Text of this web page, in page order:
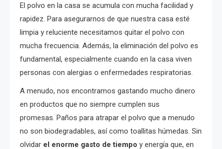
El polvo en la casa se acumula con mucha facilidad y
rapidez. Para asegurarnos de que nuestra casa esté
limpia y reluciente necesitamos quitar el polvo con
mucha frecuencia. Además, la eliminación del polvo es
fundamental, especialmente cuando en la casa viven
personas con alergias o enfermedades respiratorias.
A menudo, nos encontramos gastando mucho dinero
en productos que no siempre cumplen sus
promesas. Paños para atrapar el polvo que a menudo
no son biodegradables, así como toallitas húmedas. Sin
olvidar el enorme gasto de tiempo y energía que, en